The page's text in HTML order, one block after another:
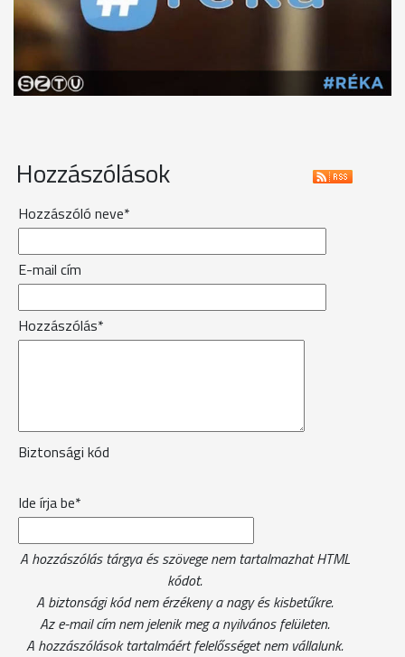
Hozzászólások
Hozzászóló neve*
E-mail cím
Hozzászólás*
Biztonsági kód
Ide írja be*
A hozzászólás tárgya és szövege nem tartalmazhat HTML
kódot.
A biztonsági kód nem érzékeny a nagy és kisbetűkre.
Az e-mail cím nem jelenik meg a nyilvános felületen.
A hozzászólások tartalmáért felelősséget nem vállalunk.